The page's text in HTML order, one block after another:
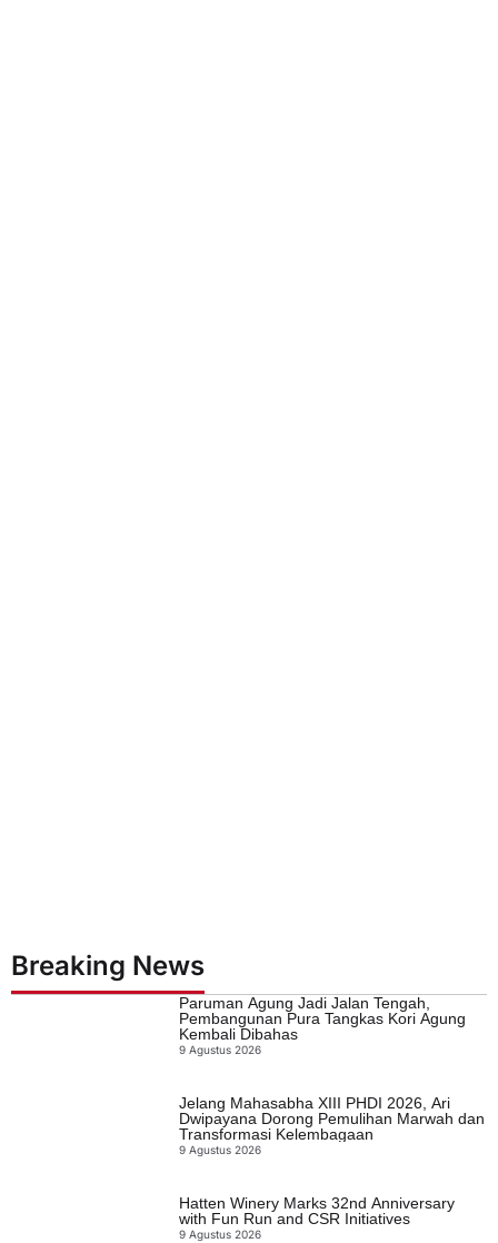
Breaking News
Paruman Agung Jadi Jalan Tengah,
Pembangunan Pura Tangkas Kori Agung
Kembali Dibahas
9 Agustus 2026
Jelang Mahasabha XIII PHDI 2026, Ari
Dwipayana Dorong Pemulihan Marwah dan
Transformasi Kelembagaan
9 Agustus 2026
Hatten Winery Marks 32nd Anniversary
with Fun Run and CSR Initiatives
9 Agustus 2026